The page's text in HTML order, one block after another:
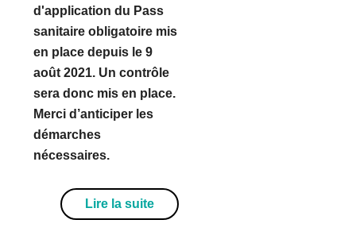
d'application du Pass
sanitaire obligatoire mis
en place depuis le 9
août 2021. Un contrôle
sera donc mis en place.
Merci d’anticiper les
démarches
nécessaires.
Lire la suite